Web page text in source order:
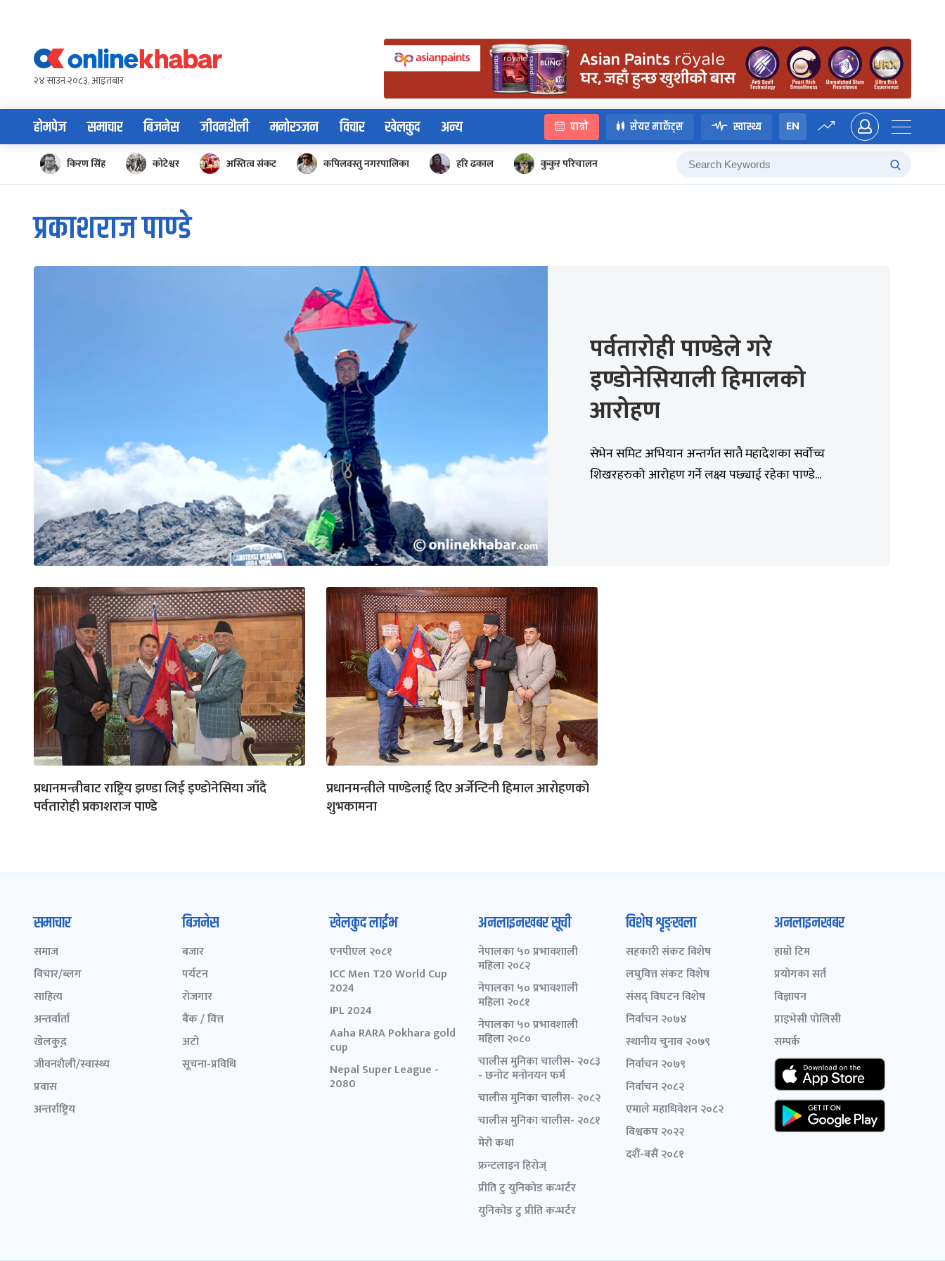
content२४ साउन २०८३, आइतबार
होमपेज समाचार बिजनेस जीवनशैली मनोरञ्जन विचार खेलकुद अन्य पात्रो सेयर मार्केट्स स्वास्थ्य EN
किरण सिंह कोटेश्वर अस्तित्व संकट कपिलवस्तु नगरपालिका हरि ढकाल कुकुर परिचालन
प्रकाशराज पाण्डे
पर्वतारोही पाण्डेले गरे
इण्डोनेसियाली हिमालको
आरोहण
सेभेन समिट अभियान अन्तर्गत सातै महादेशका सर्वोच्च
शिखरहरुको आरोहण गर्ने लक्ष्य पछ्याई रहेका पाण्डे...
प्रधानमन्त्रीबाट राष्ट्रिय झण्डा लिई इण्डोनेसिया जाँदै
पर्वतारोही प्रकाशराज पाण्डे
प्रधानमन्त्रीले पाण्डेलाई दिए अर्जेन्टिनी हिमाल आरोहणको
शुभकामना
समाचार
समाज
विचार/ब्लग
साहित्य
अन्तर्वार्ता
खेलकुद़़
जीवनशैली/स्वास्थ्य
प्रवास
अन्तर्राष्ट्रिय
बिजनेस
बजार
पर्यटन
रोजगार
बैंक / वित्त
अटो
सूचना-प्रविधि
खेलकुद लाईभ
एनपीएल २०८१
ICC Men T20 World Cup
2024
IPL 2024
Aaha RARA Pokhara gold
cup
Nepal Super League -
2080
अनलाइनखबर सूची
नेपालका ५० प्रभावशाली
महिला २०८२
नेपालका ५० प्रभावशाली
महिला २०८१
नेपालका ५० प्रभावशाली
महिला २०८०
चालीस मुनिका चालीस- २०८३
- छनोट मनोनयन फर्म
चालीस मुनिका चालीस- २०८२
चालीस मुनिका चालीस- २०८१
मेरो कथा
फ्रन्टलाइन हिरोज्
प्रीति टु युनिकोड कन्भर्टर
युनिकोड टु प्रीति कन्भर्टर
विशेष शृङ्खला
सहकारी संकट विशेष
लघुवित्त संकट विशेष
संसद् विघटन विशेष
निर्वाचन २०७४
स्थानीय चुनाव २०७९
निर्वाचन २०७९
निर्वाचन २०८२
एमाले महाधिवेशन २०८२
विश्वकप २०२२
दशैं-बसैं २०८१
अनलाइनखबर
हाम्रो टिम
प्रयोगका सर्त
विज्ञापन
प्राइभेसी पोलिसी
सम्पर्क